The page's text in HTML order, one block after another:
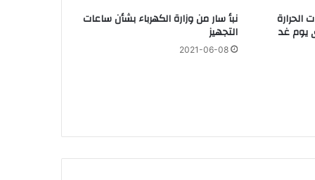
الحرارة
يوم غد
نبأ سار من وزارة الكهرباء بشأن ساعات
التجهيز
2021-06-08